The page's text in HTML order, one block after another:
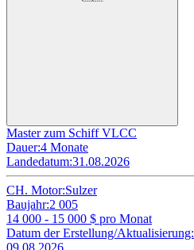
Master zum Schiff VLCC
Dauer:4 Monate
Landedatum:31.08.2026
CH. Motor:Sulzer
Baujahr:2 005
14 000 - 15 000 $ pro Monat
Datum der Erstellung/Aktualisierung:
09.08.2026